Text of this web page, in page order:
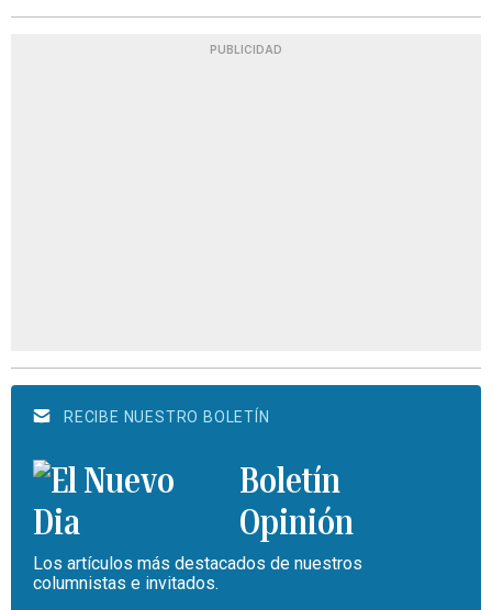
PUBLICIDAD
RECIBE NUESTRO BOLETÍN
Boletín
Opinión
Los artículos más destacados de nuestros
columnistas e invitados.